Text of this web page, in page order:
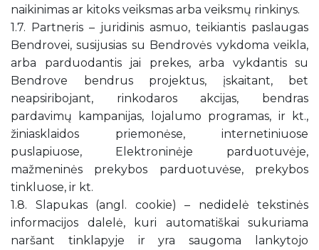
naikinimas ar kitoks veiksmas arba veiksmų rinkinys.
1.7. Partneris – juridinis asmuo, teikiantis paslaugas
Bendrovei, susijusias su Bendrovės vykdoma veikla,
arba parduodantis jai prekes, arba vykdantis su
Bendrove bendrus projektus, įskaitant, bet
neapsiribojant, rinkodaros akcijas, bendras
pardavimų kampanijas, lojalumo programas, ir kt.,
žiniasklaidos priemonėse, internetiniuose
puslapiuose, Elektroninėje parduotuvėje,
mažmeninės prekybos parduotuvėse, prekybos
tinkluose, ir kt.
1.8. Slapukas (angl. cookie) – nedidelė tekstinės
informacijos dalelė, kuri automatiškai sukuriama
naršant tinklapyje ir yra saugoma lankytojo